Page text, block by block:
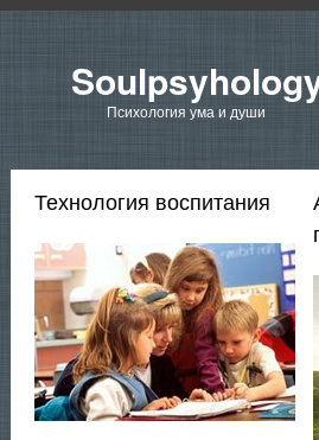
Психология ума и души
Технология воспитания